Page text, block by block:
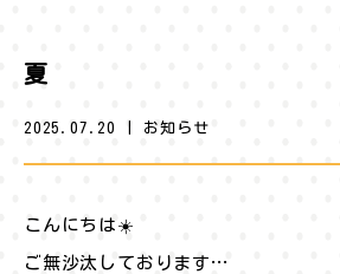
夏
2025.07.20 お知らせ
こんにちは☀️
ご無沙汰しております…